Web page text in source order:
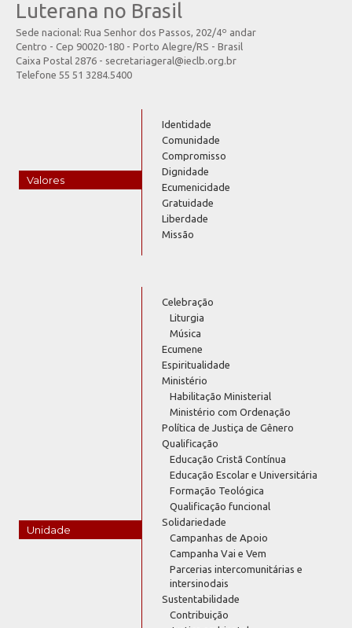
Luterana no Brasil
Sede nacional: Rua Senhor dos Passos, 202/4º andar
Centro - Cep 90020-180 - Porto Alegre/RS - Brasil
Caixa Postal 2876 - secretariageral@ieclb.org.br
Telefone 55 51 3284.5400
Valores
Identidade
Comunidade
Compromisso
Dignidade
Ecumenicidade
Gratuidade
Liberdade
Missão
Unidade
Celebração
Liturgia
Música
Ecumene
Espiritualidade
Ministério
Habilitação Ministerial
Ministério com Ordenação
Política de Justiça de Gênero
Qualificação
Educação Cristã Contínua
Educação Escolar e Universitária
Formação Teológica
Qualificação funcional
Solidariedade
Campanhas de Apoio
Campanha Vai e Vem
Parcerias intercomunitárias e
intersinodais
Sustentabilidade
Contribuição